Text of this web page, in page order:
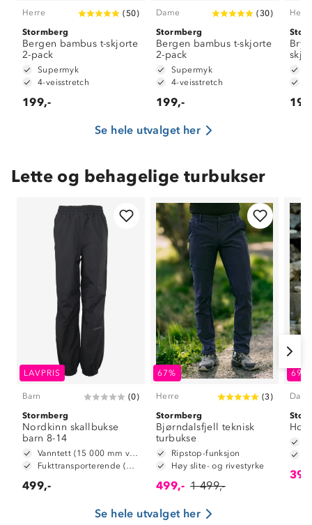
Herre (50)
Stormberg
Bergen bambus t-skjorte
2-pack
Supermyk
4-veisstretch
199,-
Dame (30)
Stormberg
Bergen bambus t-skjorte
2-pack
Supermyk
4-veisstretch
199,-
Herre
Se hele utvalget her
Lette og behagelige turbukser
LAVPRIS
Barn (0)
Stormberg
Nordkinn skallbukse
barn 8-14
Vanntett (15 000 mm vannsøyle)
Fukttransporterende (5 000 g/m2/24t)
499,-
67%
Herre (3)
Stormberg
Bjørndalsfjell teknisk
turbukse
Ripstop-funksjon
Høy slite- og rivestyrke
499,- 1 499,-
69%
Se hele utvalget her